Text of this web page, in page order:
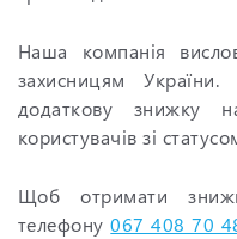
Наша компанія
захисницям
додаткову знижку
користувачів зі
Щоб отримати
телефону067 408 70